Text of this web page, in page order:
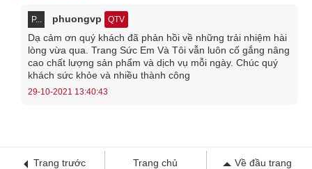
P... phuongvp QTV
Dạ cảm ơn quý khách đã phản hồi về những trải nhiệm hài
lòng vừa qua. Trang Sức Em Và Tôi vẫn luôn cố gắng nâng
cao chất lượng sản phẩm và dịch vụ mỗi ngày. Chúc quý
khách sức khỏe và nhiều thành công
29-10-2021 13:40:43
Trang trước Trang chủ Về đầu trang